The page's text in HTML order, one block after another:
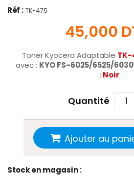
Réf : TK-475
45,000
Toner Kyocera Adaptable TK-
avec : KYO FS-6025/6525/
: Noir
Quantité
Ajouter au
Stock en magasin :